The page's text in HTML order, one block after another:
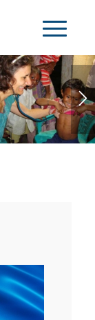
2 3 4